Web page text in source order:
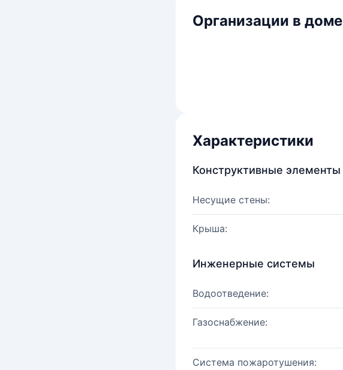
Организации в доме
Характеристики
Конструктивные элементы
Несущие стены:
Крыша:
Инженерные системы
Водоотведение:
Газоснабжение:
Система пожаротушения: